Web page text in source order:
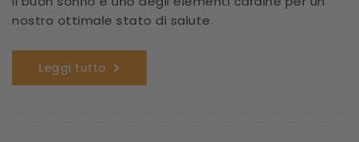
nostro ottimale stato di salute.
Leggi tutto